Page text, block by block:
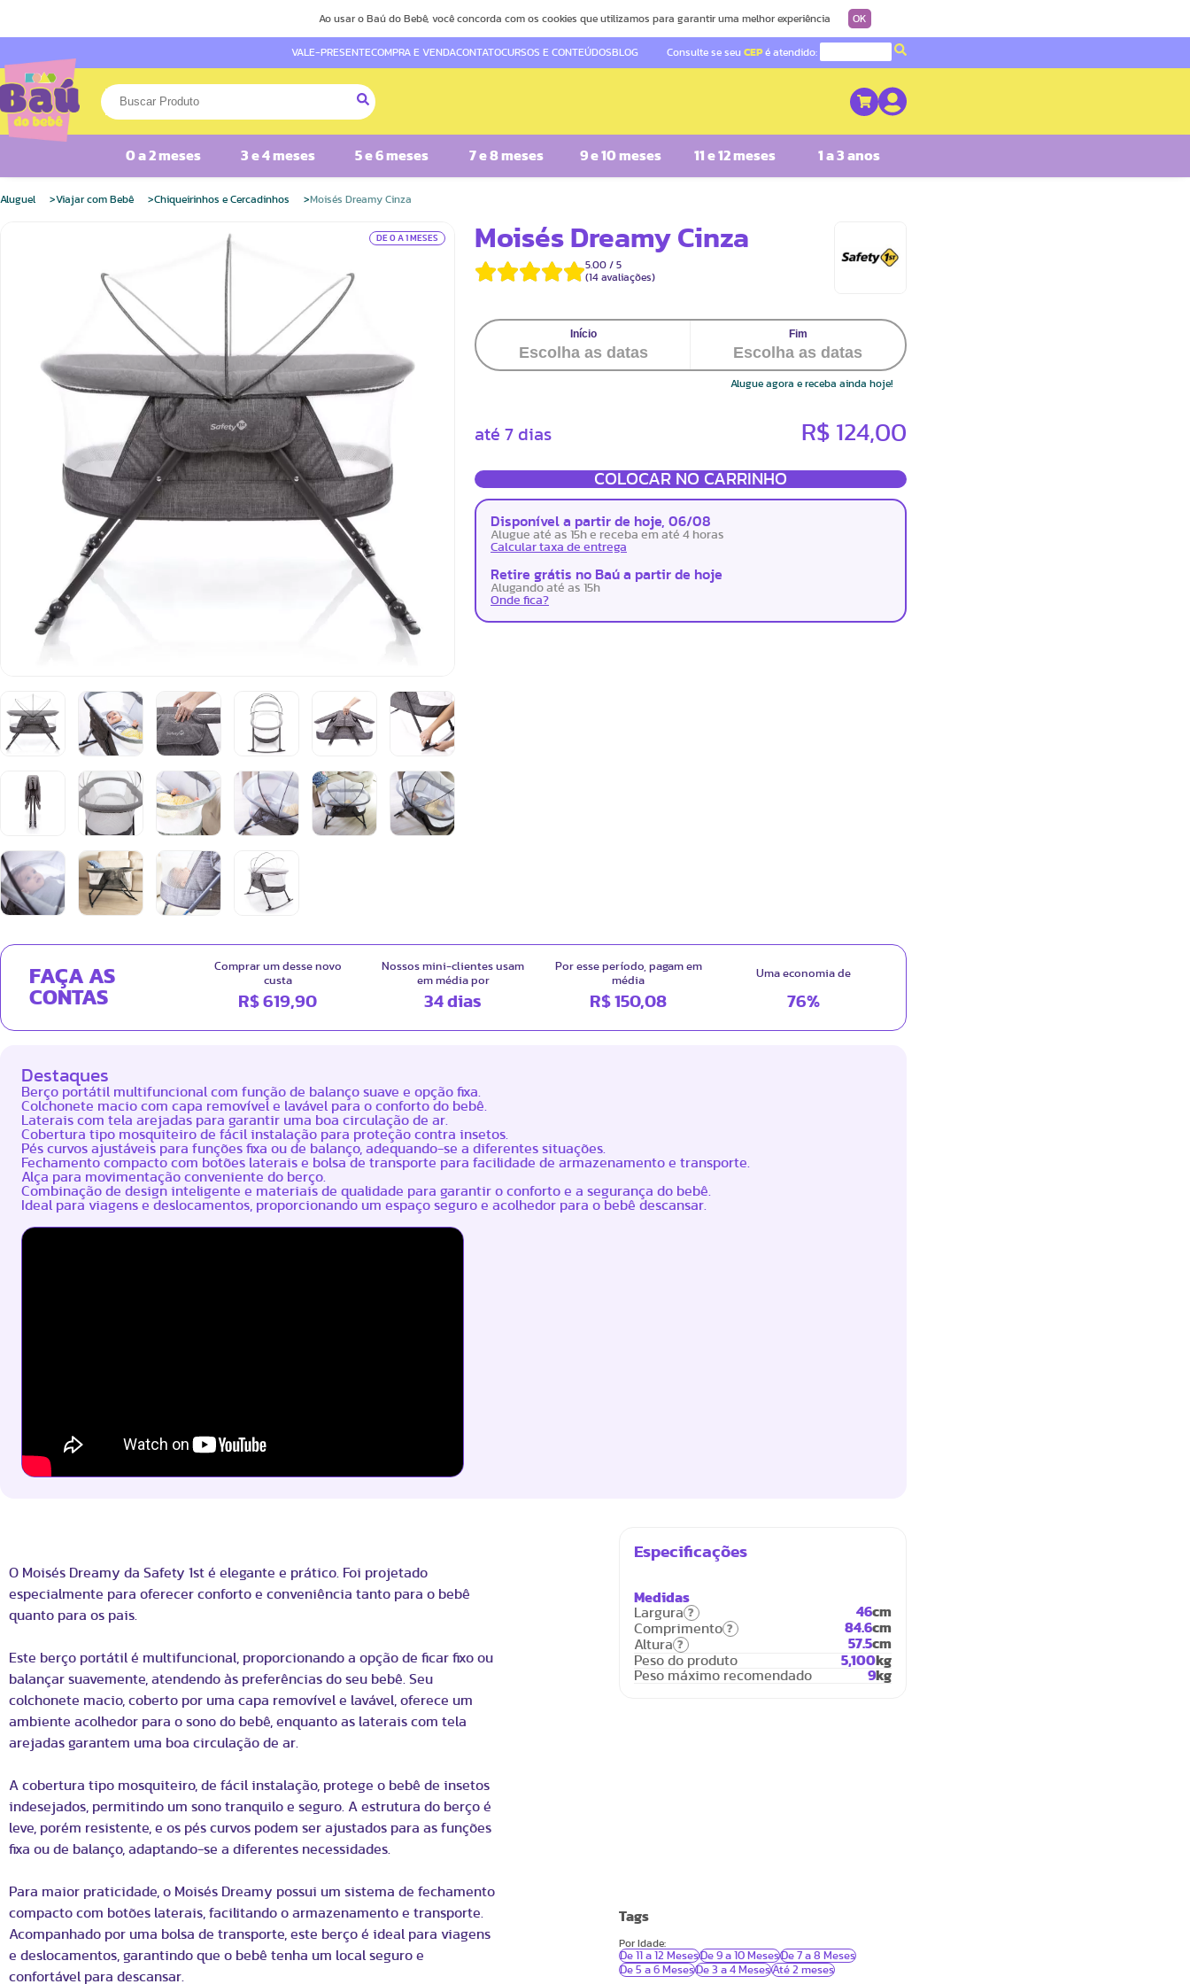
Ao usar o Baú do Bebê, você concorda com os cookies que utilizamos para garantir uma melhor experiência OK
VALE-PRESENTECOMPRA E VENDACONTATOCURSOS E CONTEÚDOSBLOG Consulte se seu CEPé atendido:
0 a 2 meses 3 e 4 meses 5 e 6 meses 7 e 8 meses 9 e 10 meses 11 e 12 meses 1 a 3 anos
Aluguel Viajar com Bebê Chiqueirinhos e Cercadinhos Moisés Dreamy Cinza
DE 0 A 1 MESES Moisés Dreamy Cinza
5.00 / 5
(14 avaliações)
Safety 1st
Alugue agora e receba ainda hoje!
até 7 dias R$ 124,00
COLOCAR NO CARRINHO
Disponível a partir de hoje, 06/08
Alugue até as 15h e receba em até 4 horas
Calcular taxa de entrega
Retire grátis no Baú a partir de hoje
Alugando até as 15h
Onde fica?
FAÇA AS
CONTAS
Comprar um desse novo
custa
R$ 619,90
Nossos mini-clientes usam
em média por
34 dias
Por esse período, pagam em
média
R$ 150,08
Uma economia de
76%
Destaques
Berço portátil multifuncional com função de balanço suave e opção fixa.
Colchonete macio com capa removível e lavável para o conforto do bebê.
Laterais com tela arejadas para garantir uma boa circulação de ar.
Cobertura tipo mosquiteiro de fácil instalação para proteção contra insetos.
Pés curvos ajustáveis para funções fixa ou de balanço, adequando-se a diferentes situações.
Fechamento compacto com botões laterais e bolsa de transporte para facilidade de armazenamento e transporte.
Alça para movimentação conveniente do berço.
Combinação de design inteligente e materiais de qualidade para garantir o conforto e a segurança do bebê.
Ideal para viagens e deslocamentos, proporcionando um espaço seguro e acolhedor para o bebê descansar.
O Moisés Dreamy da Safety 1st é elegante e prático. Foi projetado
especialmente para oferecer conforto e conveniência tanto para o bebê
quanto para os pais.
Este berço portátil é multifuncional, proporcionando a opção de ficar fixo ou
balançar suavemente, atendendo às preferências do seu bebê. Seu
colchonete macio, coberto por uma capa removível e lavável, oferece um
ambiente acolhedor para o sono do bebê, enquanto as laterais com tela
arejadas garantem uma boa circulação de ar.
A cobertura tipo mosquiteiro, de fácil instalação, protege o bebê de insetos
indesejados, permitindo um sono tranquilo e seguro. A estrutura do berço é
leve, porém resistente, e os pés curvos podem ser ajustados para as funções
fixa ou de balanço, adaptando-se a diferentes necessidades.
Para maior praticidade, o Moisés Dreamy possui um sistema de fechamento
compacto com botões laterais, facilitando o armazenamento e transporte.
Acompanhado por uma bolsa de transporte, este berço é ideal para viagens
e deslocamentos, garantindo que o bebê tenha um local seguro e
confortável para descansar.
Especificações
Medidas
Largura ? 46cm
Comprimento ? 84.6cm
Altura ? 57.5cm
Peso do produto
5,100kg
Peso máximo recomendado
9kg
Tags
Por Idade:
De 11 a 12 MesesDe 9 a 10 MesesDe 7 a 8 Meses
De 5 a 6 MesesDe 3 a 4 MesesAté 2 meses